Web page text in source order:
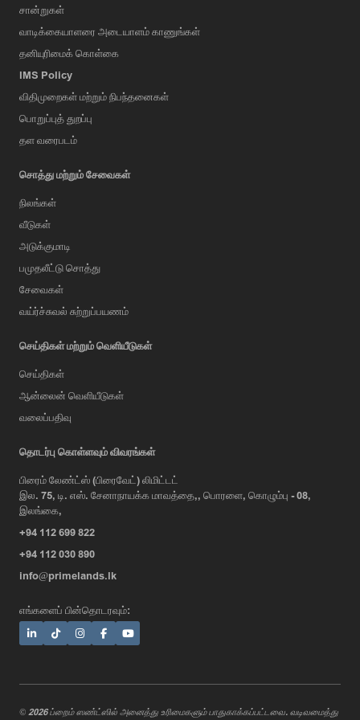
சான்றுகள்
வாடிக்கையாளரை அடையாளம் காணுங்கள்
தனியுரிமைக் கொள்கை
IMS Policy
விதிமுறைகள் மற்றும் நிபந்தனைகள்
பொறுப்புத் துறப்பு
தள வரைபடம்
சொத்து மற்றும் சேவைகள்
நிலங்கள்
வீடுகள்
அடுக்குமாடி
பமுதலீட்டு சொத்து
சேவைகள்
வய்ர்ச்சுவல் சுற்றுப்பயணம்
செய்திகள் மற்றும் வெளியீடுகள்
செய்திகள்
ஆன்லைன் வெளியீடுகள்
வலைப்பதிவு
தொடர்பு கொள்ளவும் விவரங்கள்
பிரைம் லேண்ட்ஸ் (பிரைவேட்) லிமிட்டட்
இல. 75, டி. எஸ். சேனாநாயக்க மாவத்தை,, பொரளை, கொழும்பு - 08,
இலங்கை,
+94 112 699 822
+94 112 030 890
info@primelands.lk
எங்களைப் பின்தொடரவும்:
© 2026 ப்றைம் ஸண்ட்ஸில் அனைத்து உரிமைகளும் பாதுகாக்கப்பட்டவை. வடிவமைத்து
AI Assistant
message below and I'll be happy to